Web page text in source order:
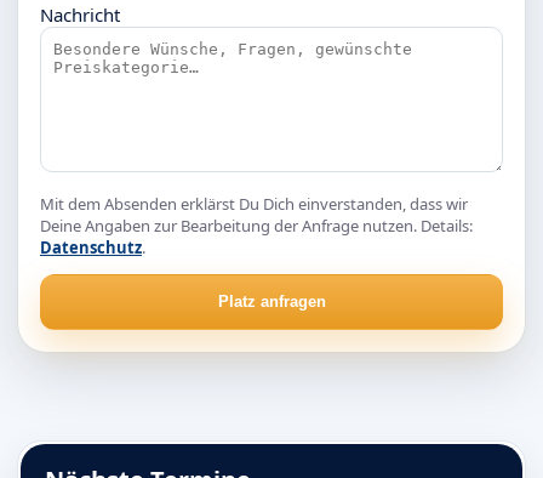
Nachricht
Mit dem Absenden erklärst Du Dich einverstanden, dass wir
Deine Angaben zur Bearbeitung der Anfrage nutzen. Details:
Datenschutz.
Platz anfragen